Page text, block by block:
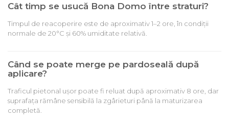
Cât timp se usucă Bona Domo între straturi?
Timpul de reacoperire este de aproximativ 1–2 ore, în condiții
normale de 20°C și 60% umiditate relativă.
Când se poate merge pe pardoseală după
aplicare?
Traficul pietonal ușor poate fi reluat după aproximativ 8 ore, dar
suprafața rămâne sensibilă la zgârieturi până la maturizarea
completă.